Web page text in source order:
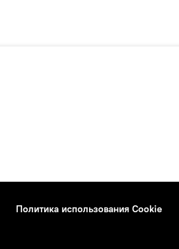
Политика использования Cookie